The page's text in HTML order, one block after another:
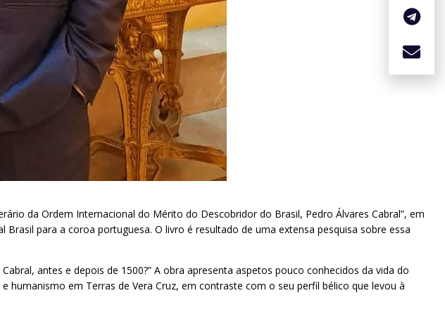
da Ordem Internacional do Mérito do Descobridor do Brasil, Pedro Álvares Cabral”, em
para a coroa portuguesa. O livro é resultado de uma extensa pesquisa sobre essa
antes e depois de 1500?” A obra apresenta aspetos pouco conhecidos da vida do
humanismo em Terras de Vera Cruz, em contraste com o seu perfil bélico que levou à